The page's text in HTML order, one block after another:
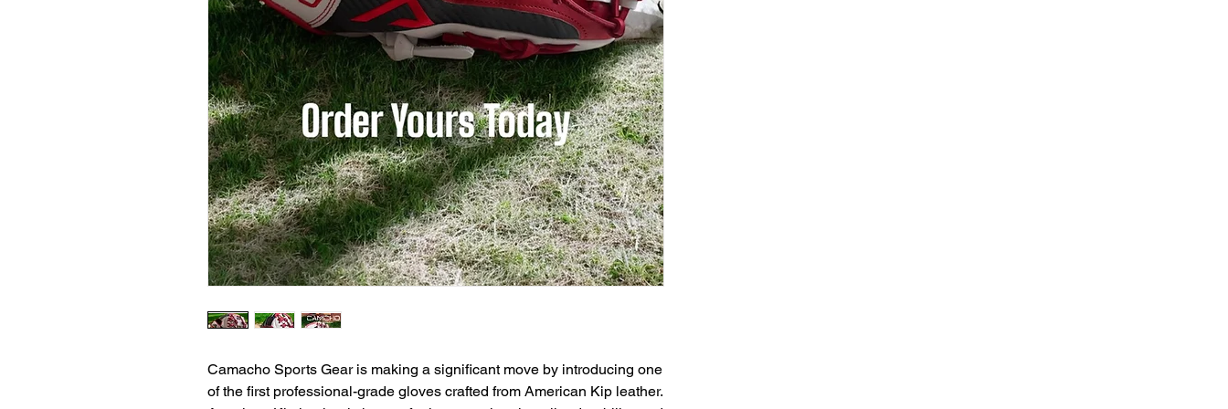
Camacho Sports Gear is making a significant move by introducing one
of the first professional-grade gloves crafted from American Kip leather.